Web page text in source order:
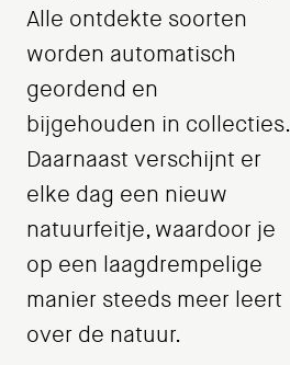
Alle ontdekte soorten
worden automatisch
geordend en
bijgehouden in collecties.
Daarnaast verschijnt er
elke dag een nieuw
natuurfeitje, waardoor je
op een laagdrempelige
manier steeds meer leert
over de natuur.